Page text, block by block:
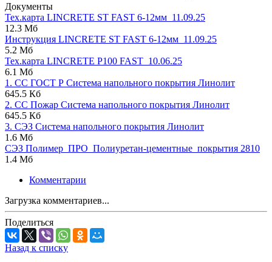
Документы
Тех.карта LINCRETE SТ FAST 6-12мм_11.09.25
12.3 Мб
Инструкция LINCRETE SТ FAST 6-12мм_11.09.25
5.2 Мб
Тех.карта LINCRETE P100 FAST_10.06.25
6.1 Мб
1. СС ГОСТ Р Система напольного покрытия Линолит
645.5 Кб
2. СС Пожар Система напольного покрытия Линолит
645.5 Кб
3. СЭЗ Система напольного покрытия Линолит
1.6 Мб
СЭЗ Полимер_ПРО_Полиуретан-цементные_покрытия 2810
1.4 Мб
Комментарии
Загрузка комментариев...
Поделиться
Назад к списку